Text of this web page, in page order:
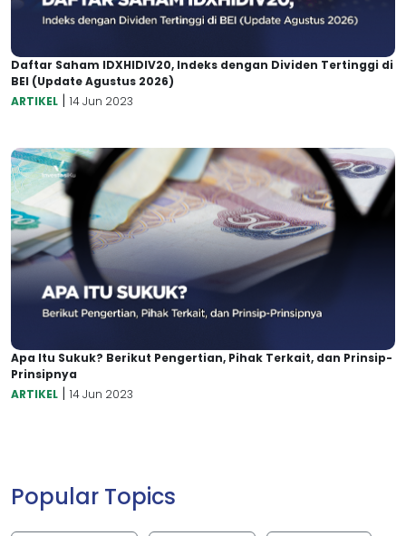
Daftar Saham IDXHIDIV20, Indeks dengan Dividen Tertinggi di
BEI (Update Agustus 2026)
ARTIKEL | 14 Jun 2023
Apa Itu Sukuk? Berikut Pengertian, Pihak Terkait, dan Prinsip-
Prinsipnya
ARTIKEL | 14 Jun 2023
Popular Topics